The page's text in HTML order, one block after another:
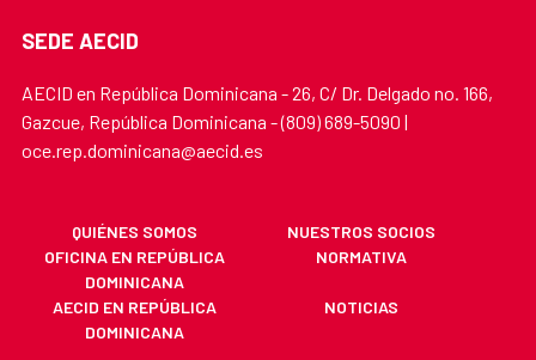
SEDE AECID
AECID en República Dominicana - 26, C/ Dr. Delgado no. 166,
Gazcue, República Dominicana - (809) 689-5090 |
oce.rep.dominicana@aecid.es
QUIÉNES SOMOS
NUESTROS SOCIOS
OFICINA EN REPÚBLICA
DOMINICANA
NORMATIVA
AECID EN REPÚBLICA
DOMINICANA
NOTICIAS